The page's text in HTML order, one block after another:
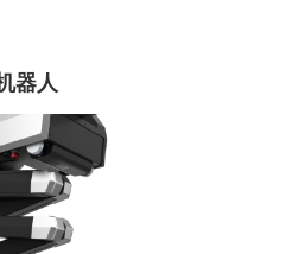
机视觉识别系统、热成像温度监
天候巡检、探测、监控、故障诊
轻人工巡检的频率和强度，提高
化巡检作业，奠定坚实基础。
器人